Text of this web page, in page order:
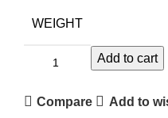
WEIGHT
Add to cart
Compare Add to